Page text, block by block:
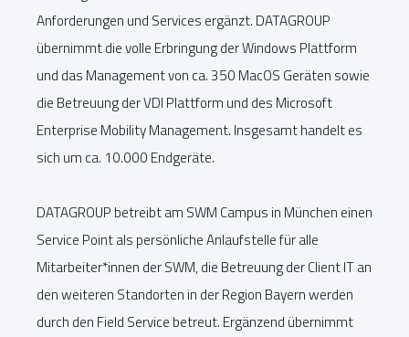
Anforderungen und Services ergänzt. DATAGROUP
übernimmt die volle Erbringung der Windows Plattform
und das Management von ca. 350 MacOS Geräten sowie
die Betreuung der VDI Plattform und des Microsoft
Enterprise Mobility Management. Insgesamt handelt es
sich um ca. 10.000 Endgeräte.
DATAGROUP betreibt am SWM Campus in München einen
Service Point als persönliche Anlaufstelle für alle
Mitarbeiter*innen der SWM, die Betreuung der Client IT an
den weiteren Standorten in der Region Bayern werden
durch den Field Service betreut. Ergänzend übernimmt